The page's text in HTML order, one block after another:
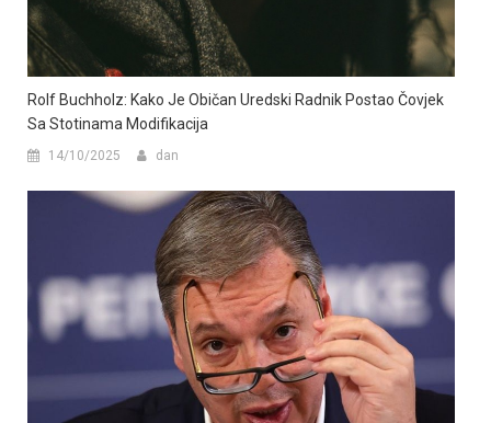
Rolf Buchholz: Kako Je Običan Uredski Radnik Postao Čovjek
Sa Stotinama Modifikacija
14/10/2025 dan